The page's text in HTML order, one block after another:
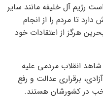
رژیم آل خلیفه مانند سایر
تا مردم را از انجام
هرگز از اعتقادات خود
سال ۲۰۱۱ میلادی شاهد انقلاب مردمی علیه
برقراری عدالت و رفع
در کشورشان هستند.